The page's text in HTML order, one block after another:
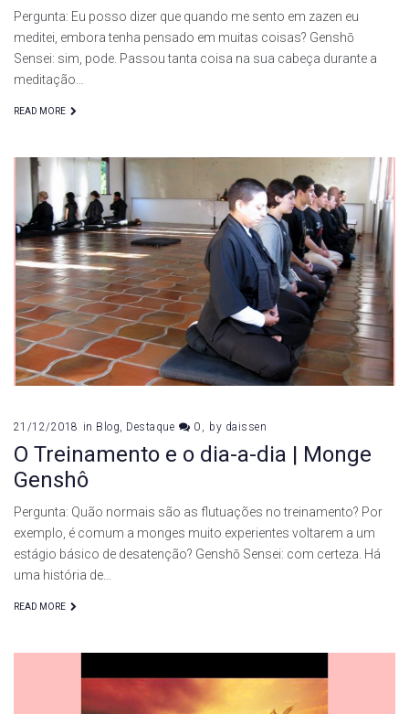
Pergunta: Eu posso dizer que quando me sento em zazen eu
meditei, embora tenha pensado em muitas coisas? Genshō
Sensei: sim, pode. Passou tanta coisa na sua cabeça durante a
meditação…
READ MORE
21/12/2018 in Blog, Destaque 0 by daissen
O Treinamento e o dia-a-dia | Monge
Genshô
Pergunta: Quão normais são as flutuações no treinamento? Por
exemplo, é comum a monges muito experientes voltarem a um
estágio básico de desatenção? Genshō Sensei: com certeza. Há
uma história de…
READ MORE